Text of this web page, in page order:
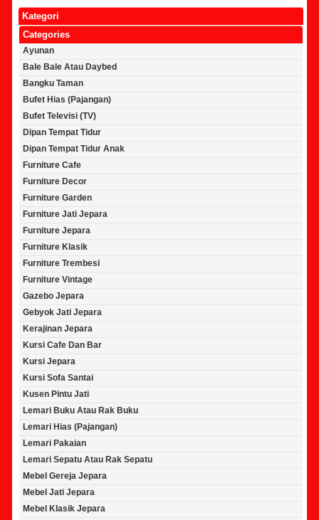
Kategori
Categories
Ayunan
Bale Bale Atau Daybed
Bangku Taman
Bufet Hias (Pajangan)
Bufet Televisi (TV)
Dipan Tempat Tidur
Dipan Tempat Tidur Anak
Furniture Cafe
Furniture Decor
Furniture Garden
Furniture Jati Jepara
Furniture Jepara
Furniture Klasik
Furniture Trembesi
Furniture Vintage
Gazebo Jepara
Gebyok Jati Jepara
Kerajinan Jepara
Kursi Cafe Dan Bar
Kursi Jepara
Kursi Sofa Santai
Kusen Pintu Jati
Lemari Buku Atau Rak Buku
Lemari Hias (Pajangan)
Lemari Pakaian
Lemari Sepatu Atau Rak Sepatu
Mebel Gereja Jepara
Mebel Jati Jepara
Mebel Klasik Jepara